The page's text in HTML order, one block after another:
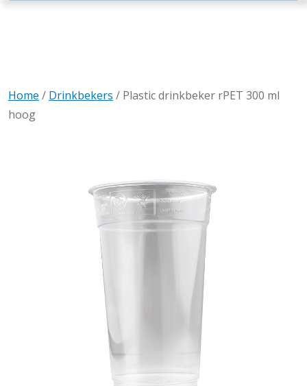
Home / Drinkbekers / Plastic drinkbeker rPET 300 ml
hoog